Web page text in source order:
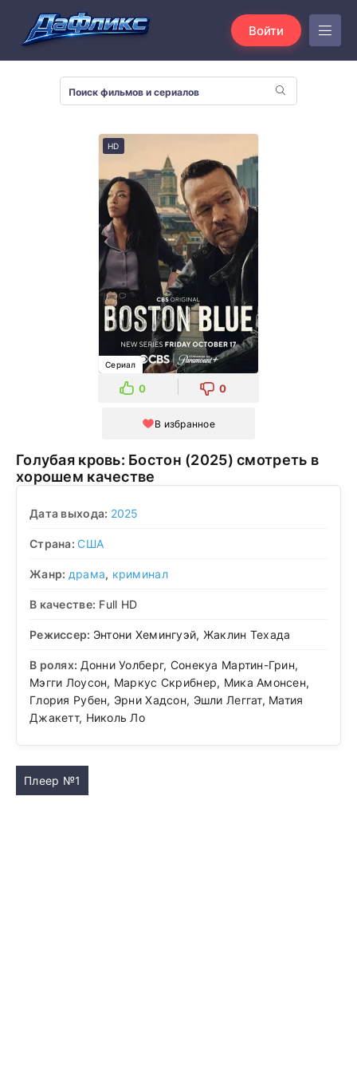
Войти
HD
Сериал
0 0
В избранное
Голубая кровь: Бостон (2025) смотреть в
хорошем качестве
Дата выхода: 2025
Страна:США
Жанр: драма, криминал
В качестве: Full HD
Режиссер: Энтони Хемингуэй, Жаклин Техада
В ролях: Донни Уолберг, Сонекуа Мартин-Грин,
Мэгги Лоусон, Маркус Скрибнер, Мика Амонсен,
Глория Рубен, Эрни Хадсон, Эшли Леггат, Матия
Джакетт, Николь Ло
Плеер №1